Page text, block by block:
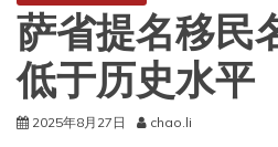
萨省提名移民
低于历史水平
2025年8月27日 chao.li